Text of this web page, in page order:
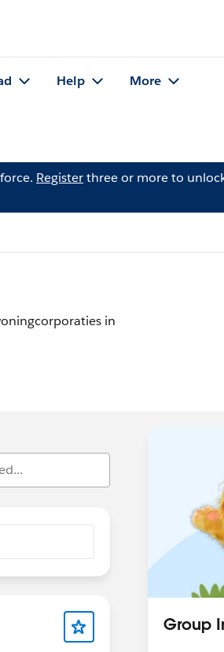
Help More
Registerthree or more to
in
Group